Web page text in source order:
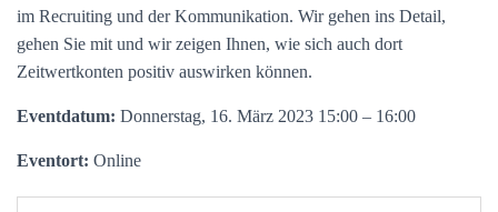
im Recruiting und der Kommunikation. Wir gehen ins Detail,
gehen Sie mit und wir zeigen Ihnen, wie sich auch dort
Zeitwertkonten positiv auswirken können.
Eventdatum: Donnerstag, 16. März 2023 15:00 – 16:00
Eventort: Online